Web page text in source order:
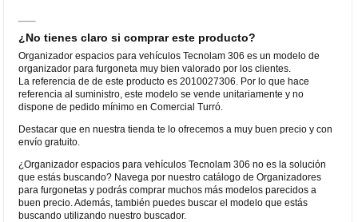
¿No tienes claro si comprar este producto?
Organizador espacios para vehículos Tecnolam 306 es un modelo de
organizador para furgoneta muy bien valorado por los clientes.
La referencia de de este producto es 2010027306. Por lo que hace
referencia al suministro, este modelo se vende unitariamente y no
dispone de pedido mínimo en Comercial Turró.
Destacar que en nuestra tienda te lo ofrecemos a muy buen precio y con
envío gratuito.
¿Organizador espacios para vehículos Tecnolam 306 no es la solución
que estás buscando? Navega por nuestro catálogo de Organizadores
para furgonetas y podrás comprar muchos más modelos parecidos a
buen precio. Además, también puedes buscar el modelo que estás
buscando utilizando nuestro buscador.